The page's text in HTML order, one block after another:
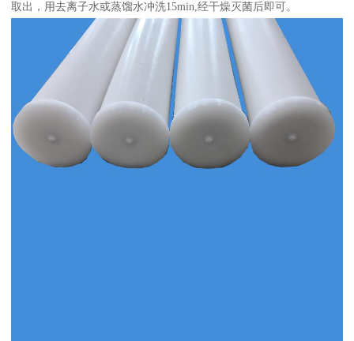
取出，用去离子水或蒸馏水冲洗15min,经干燥灭菌后即可。